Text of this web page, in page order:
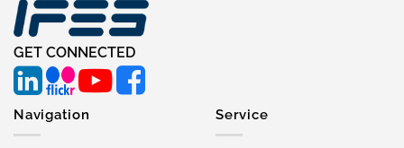
GET CONNECTED
Navigation Service